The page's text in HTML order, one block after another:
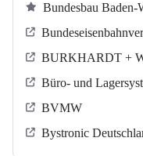
Bundesbau Baden-
BURKHARDT +
Büro- und
BVMW
Bystronic